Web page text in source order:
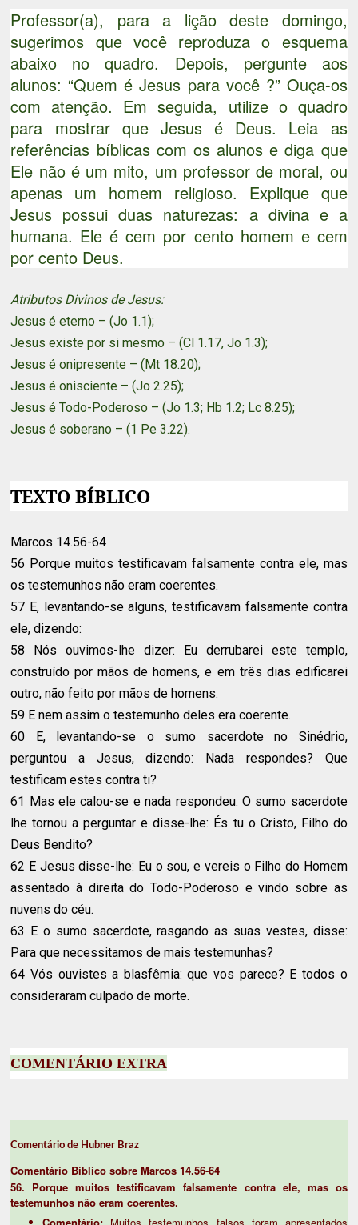
Professor(a), para a lição deste domingo,
sugerimos que você reproduza o esquema
abaixo no quadro. Depois, pergunte aos
alunos: “Quem é Jesus para você ?” Ouça-os
com atenção. Em seguida, utilize o quadro
para mostrar que Jesus é Deus. Leia as
referências bíblicas com os alunos e diga que
Ele não é um mito, um professor de moral, ou
apenas um homem religioso. Explique que
Jesus possui duas naturezas: a divina e a
humana. Ele é cem por cento homem e cem
por cento Deus.
Atributos Divinos de Jesus:
Jesus é eterno – (Jo 1.1);
Jesus existe por si mesmo – (Cl 1.17, Jo 1.3);
Jesus é onipresente – (Mt 18.20);
Jesus é onisciente – (Jo 2.25);
Jesus é Todo-Poderoso – (Jo 1.3; Hb 1.2; Lc 8.25);
Jesus é soberano – (1 Pe 3.22).
TEXTO BÍBLICO
Marcos 14.56-64
56 Porque muitos testificavam falsamente contra ele, mas
os testemunhos não eram coerentes.
57 E, levantando-se alguns, testificavam falsamente contra
ele, dizendo:
58 Nós ouvimos-lhe dizer: Eu derrubarei este templo,
construído por mãos de homens, e em três dias edificarei
outro, não feito por mãos de homens.
59 E nem assim o testemunho deles era coerente.
60 E, levantando-se o sumo sacerdote no Sinédrio,
perguntou a Jesus, dizendo: Nada respondes? Que
testificam estes contra ti?
61 Mas ele calou-se e nada respondeu. O sumo sacerdote
lhe tornou a perguntar e disse-lhe: És tu o Cristo, Filho do
Deus Bendito?
62 E Jesus disse-lhe: Eu o sou, e vereis o Filho do Homem
assentado à direita do Todo-Poderoso e vindo sobre as
nuvens do céu.
63 E o sumo sacerdote, rasgando as suas vestes, disse:
Para que necessitamos de mais testemunhas?
64 Vós ouvistes a blasfêmia: que vos parece? E todos o
consideraram culpado de morte.
COMENTÁRIO EXTRA
Comentário de Hubner Braz
Comentário Bíblico sobre Marcos 14.56-64
56. Porque muitos testificavam falsamente contra ele, mas os
testemunhos não eram coerentes.